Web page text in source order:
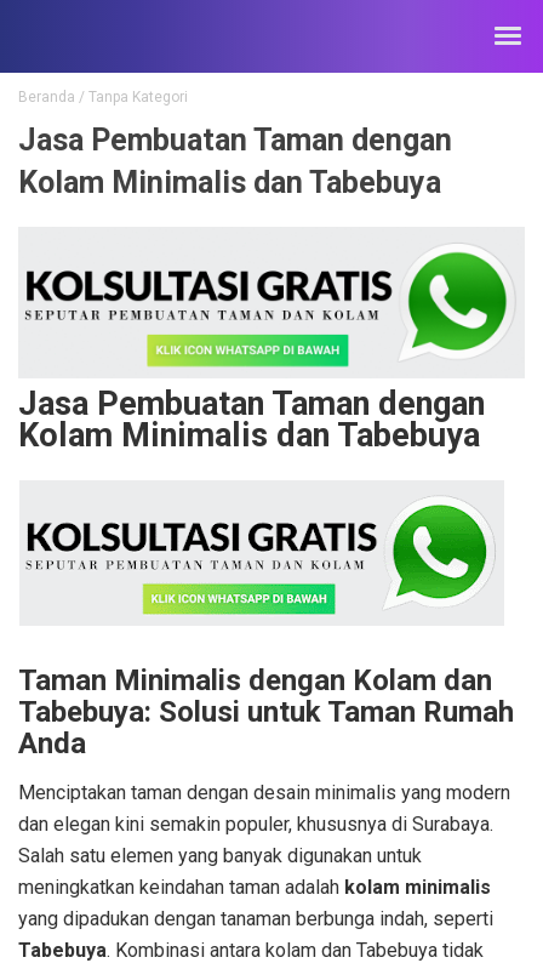
Beranda / Tanpa Kategori
Jasa Pembuatan Taman dengan
Kolam Minimalis dan Tabebuya
Jasa Pembuatan Taman dengan
Kolam Minimalis dan Tabebuya
Taman Minimalis dengan Kolam dan
Tabebuya: Solusi untuk Taman Rumah
Anda
Menciptakan taman dengan desain minimalis yang modern
dan elegan kini semakin populer, khususnya di Surabaya.
Salah satu elemen yang banyak digunakan untuk
meningkatkan keindahan taman adalah kolam minimalis
yang dipadukan dengan tanaman berbunga indah, seperti
Tabebuya. Kombinasi antara kolam dan Tabebuya tidak